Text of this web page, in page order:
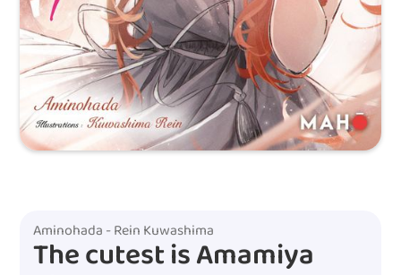
Aminohada - Rein Kuwashima
The cutest is Amamiya